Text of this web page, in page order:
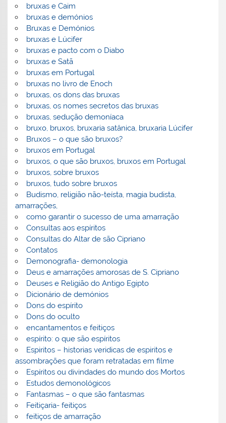
bruxas e Caim
bruxas e demónios
Bruxas e Demónios
bruxas e Lúcifer
bruxas e pacto com o Diabo
bruxas e Satã
bruxas em Portugal
bruxas no livro de Enoch
bruxas, os dons das bruxas
bruxas, os nomes secretos das bruxas
bruxas, sedução demoníaca
bruxo, bruxos, bruxaria satânica, bruxaria Lúcifer
Bruxos – o que são bruxos?
bruxos em Portugal
bruxos, o que são bruxos, bruxos em Portugal
bruxos, sobre bruxos
bruxos, tudo sobre bruxos
Budismo, religião não-teísta, magia budista,
amarrações,
como garantir o sucesso de uma amarração
Consultas aos espíritos
Consultas do Altar de são Cipriano
Contatos
Demonografia- demonologia
Deus e amarrações amorosas de S. Cipriano
Deuses e Religião do Antigo Egipto
Dicionário de demónios
Dons do espírito
Dons do oculto
encantamentos e feitiços
espírito: o que são espíritos
Espiritos – historias veridicas de espiritos e
assombrações que foram retratadas em filme
Espíritos ou divindades do mundo dos Mortos
Estudos demonológicos
Fantasmas – o que são fantasmas
Feitiçaria- feitiços
feitiços de amarração